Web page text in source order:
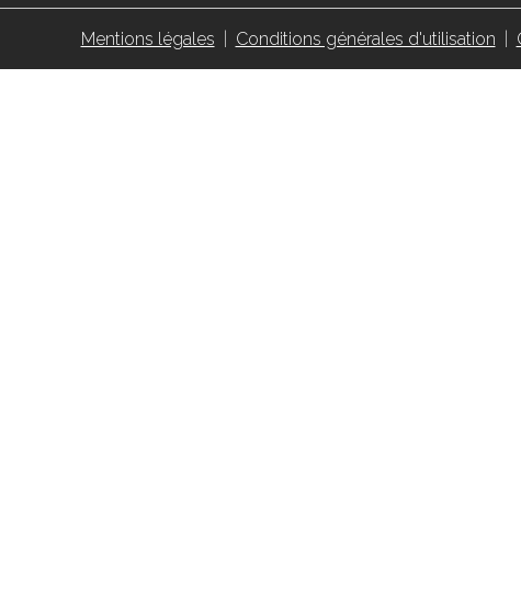
Mentions légales Conditions générales d'utilisation